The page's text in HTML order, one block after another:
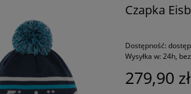
Czapka
Dostępność:
Wysyłka w: 24h,
279,90 zł